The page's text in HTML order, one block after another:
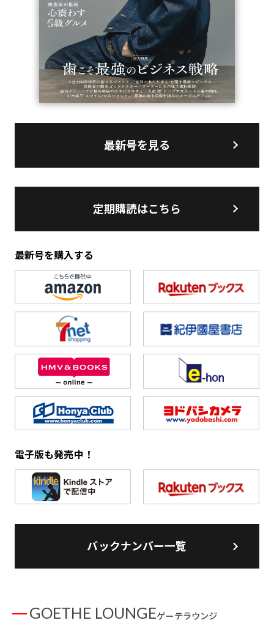
最新号を見る
定期購読はこちら
最新号を購入する
電子版も発売中！
バックナンバー一覧
GOETHE LOUNGEゲーテラウンジ